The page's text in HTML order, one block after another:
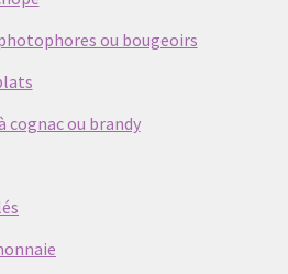
ou bougeoirs
cognac ou brandy